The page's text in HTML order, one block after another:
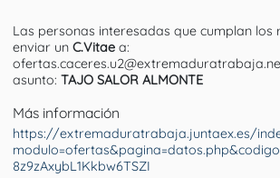
Las personas interesadas que cumplan los
enviar un C.Vitae a:
asunto: TAJO SALOR ALMONTE
Más información
https://extremaduratrabaja.juntaex.es/
8z9zAxybL1Kkbw6TSZI